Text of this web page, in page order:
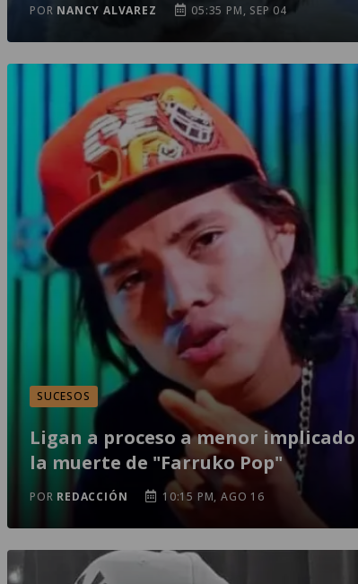
POR NANCY ALVAREZ 05:35 PM, SEP 04
SUCESOS
Ligan a proceso a menor
la muerte de "Farruko Pop"
POR REDACCIÓN 10:15 PM, AGO 16